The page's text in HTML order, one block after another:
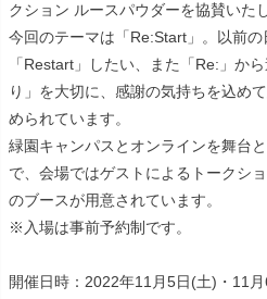
クション ルースパウダーを協賛いた
今回のテーマは「Re:Start」。以前
「Restart」したい、また「Re:」か
り」を大切に、感謝の気持ちを込め
められています。
緑園キャンパスとオンラインを舞台
で、会場ではゲストによるトークシ
のブースが用意されています。
※入場は事前予約制です。
開催日時：2022年11月5日(土)・11